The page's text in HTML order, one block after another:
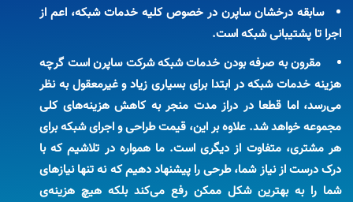
سابقه درخشان ساپرن در خصوص کلیه خدمات شبکه، اعم از
اجرا تا پشتیبانی شبکه است.
مقرون به صرفه بودن خدمات شبکهشرکت ساپرن است گرچه
هزینه خدمات شبکه در ابتدا برای بسیاری زیاد و غیرمعقول به نظر
می‌رسد، اما قطعا در دراز مدت منجر به کاهش هزینه‌های کلی
مجموعه خواهد شد. علاوه بر این، قیمت طراحی و اجرای شبکه برای
هر مشتری، متفاوت از دیگری است. ما همواره در تلاشیم که با
درک درست از نیاز شما، طرحی را پیشنهاد دهیم که نه تنها نیازهای
شما را به بهترین شکل ممکن رفع می‌کند بلکه هیچ هزینه‌ی